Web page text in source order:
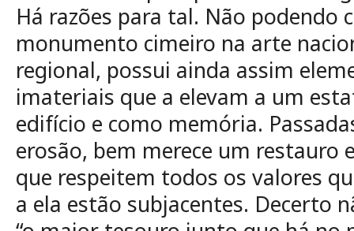
Há razões para tal. Não podendo
monumento cimeiro na arte
regional, possui ainda assim
imateriais que a elevam a um
edifício e como memória.
erosão, bem merece um restauro
que respeitem todos os valores
a ela estão subjacentes. Decerto